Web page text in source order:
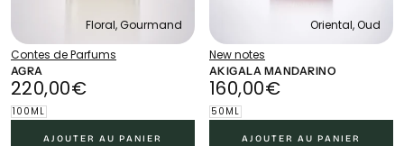
Floral, Gourmand
Contes de Parfums
AGRA
220,00€
PRIX
RÉGULIER
220,00€
100ML
AJOUTER AU PANIER
Oriental, Oud
New notes
AKIGALA MANDARINO
160,00€
PRIX
RÉGULIER
160,00€
50ML
AJOUTER AU PANIER